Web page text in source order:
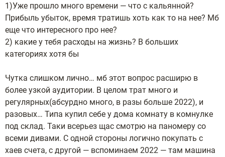
1)Уже прошло много времени — что с кальянной?
Прибыль убыток, время тратишь хоть как то на нее? Мб
еще что интересного про нее?
2) какие у тебя расходы на жизнь? В больших
категориях хотя бы
Чутка слишком лично… мб этот вопрос расширю в
более узкой аудитории. В целом трат много и
регулярных(абсурдно много, в разы больше 2022), и
разовых… Типа купил себе у дома комнату в комнулке
под склад. Таки всерьез щас смотрю на паномеру со
всеми дивами. С одной стороны логично покупать с
хаев счета, с другой — вспоминаем 2022 — там машина